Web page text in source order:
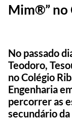
Mim®” no
No passado
Teodoro,
no Colégio
Engenharia
percorrer as
secundário